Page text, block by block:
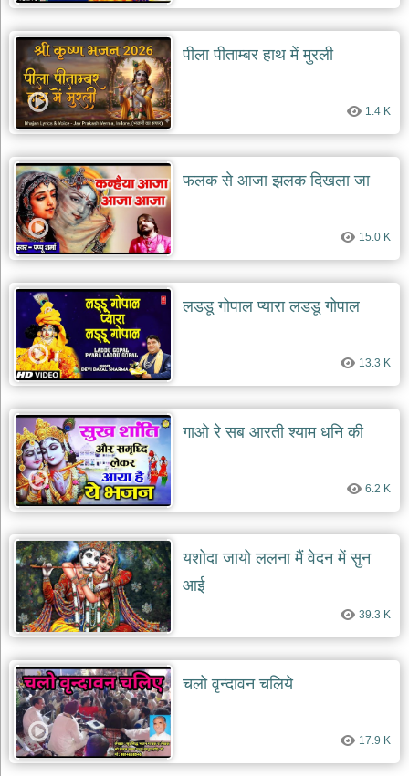
पीला पीताम्बर हाथ में मुरली
1.4 K
फलक से आजा झलक दिखला जा
15.0 K
लडडू गोपाल प्यारा लडडू गोपाल
13.3 K
गाओ रे सब आरती श्याम धनि की
6.2 K
यशोदा जायो ललना मैं वेदन में सुन
आई
39.3 K
चलो वृन्दावन चलिये
17.9 K